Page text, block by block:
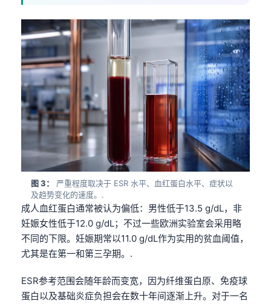
图 3：
严重程度取决于 ESR 水平、血红蛋白水平、症状以
及趋势变化的速度。.
成人血红蛋白通常被认为偏低：男性低于13.5 g/dL，非
妊娠女性低于12.0 g/dL；不过一些欧洲实验室会采用略
不同的下限。妊娠期常以11.0 g/dL作为实用的贫血阈值，
尤其是在第一和第三孕期。.
ESR参考范围会随年龄而变宽，因为纤维蛋白原、免疫球
蛋白以及基础炎症负担会在数十年间逐渐上升。对于一名